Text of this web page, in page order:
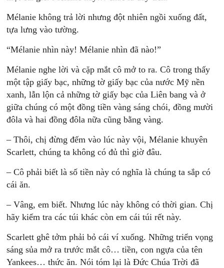
Mélanie không trả lời nhưng đột nhiên ngồi xuống đất,
tựa lưng vào tường.
“Mélanie nhìn này! Mélanie nhìn đã nào!”
Mélanie nghe lời và cặp mắt cô mở to ra. Cô trong thấy
một tập giấy bạc, những tờ giấy bạc của nước Mỹ nền
xanh, lẫn lộn cả những tờ giấy bạc của Liên bang và ở
giữa chúng có một đồng tiền vàng sáng chói, đồng mười
đôla và hai đồng đôla nữa cũng bằng vàng.
– Thôi, chị đừng đếm vào lúc này vội, Mélanie khuyên
Scarlett, chúng ta không có đủ thì giờ đâu.
– Cô phải biết là số tiền này có nghĩa là chúng ta sắp có
cái ăn.
– Vâng, em biết. Nhưng lúc này không có thời gian. Chị
hãy kiểm tra các túi khác còn em cái túi rết này.
Scarlett ghê tởm phải bỏ cái ví xuống. Những triển vọng
sáng sủa mở ra trước mắt cô… tiền, con ngựa của tên
Yankees… thức ăn. Nói tóm lại là Ðức Chúa Trời đã